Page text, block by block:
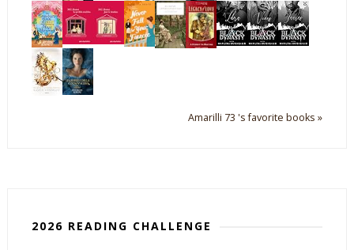
Amarilli 73 's favorite books »
2026 READING CHALLENGE